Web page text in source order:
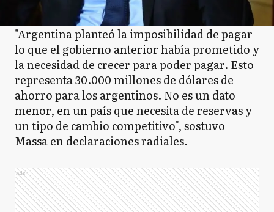
"Argentina planteó la imposibilidad de pagar
lo que el gobierno anterior había prometido y
la necesidad de crecer para poder pagar. Esto
representa 30.000 millones de dólares de
ahorro para los argentinos. No es un dato
menor, en un país que necesita de reservas y
un tipo de cambio competitivo", sostuvo
Massa en declaraciones radiales.
Ads